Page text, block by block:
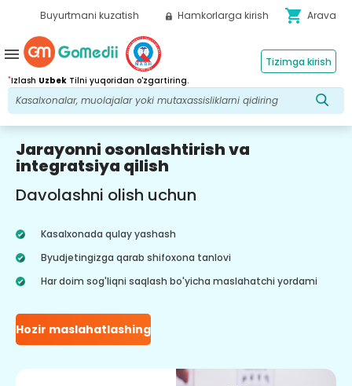
Buyurtmani kuzatish Hamkorlarga kirish shopping_cart Arava
*Izlash Uzbek Tilni yuqoridan o'zgartiring.
Tizimga kirish
menu
Jarayonni osonlashtirish va
integratsiya qilish
Davolashni olish uchun
Kasalxonada qulay yashash
Byudjetingizga qarab shifoxona tanlovi
Har doim sog'liqni saqlash bo'yicha maslahatchi yordami
Hozir maslahatlashing